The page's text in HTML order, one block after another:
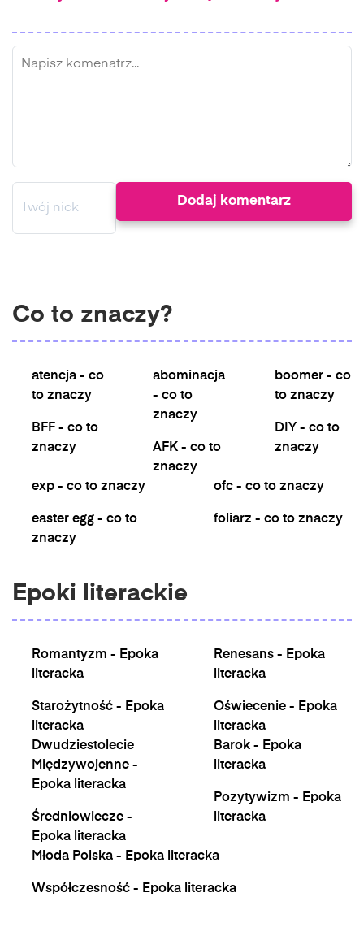
Co to znaczy?
atencja - co
to znaczy
BFF - co to
znaczy
abominacja
- co to
znaczy
AFK - co to
znaczy
boomer - co
to znaczy
DIY - co to
znaczy
exp - co to znaczy
easter egg - co to
znaczy
ofc - co to znaczy
foliarz - co to znaczy
Epoki literackie
Romantyzm - Epoka
literacka
Starożytność - Epoka
literacka
Renesans - Epoka
literacka
Oświecenie - Epoka
literacka
Dwudziestolecie
Międzywojenne -
Epoka literacka
Średniowiecze -
Epoka literacka
Barok - Epoka
literacka
Pozytywizm - Epoka
literacka
Młoda Polska - Epoka literacka
Współczesność - Epoka literacka